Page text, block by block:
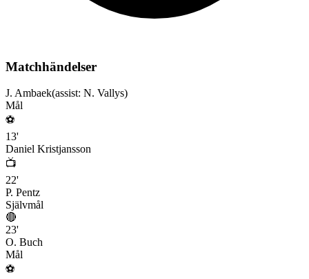
Matchhändelser
J. Ambaek(assist: N. Vallys)
Mål
⚽
13'
Daniel Kristjansson
📺
22'
P. Pentz
Självmål
🔴
23'
O. Buch
Mål
⚽